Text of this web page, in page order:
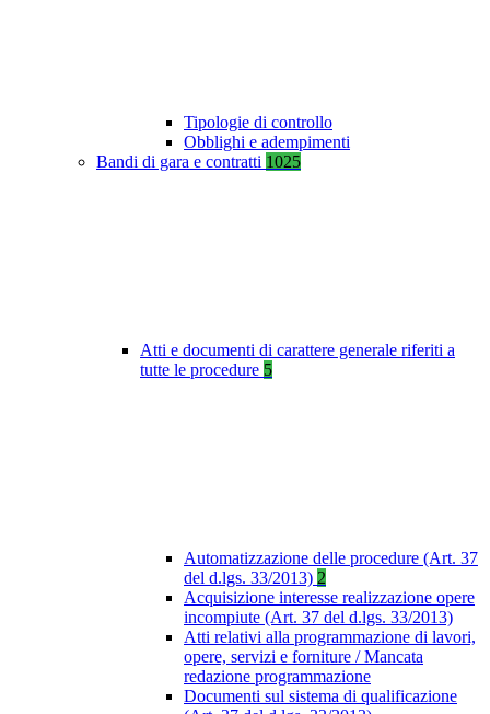
Tipologie di controllo
Obblighi e adempimenti
Bandi di gara e contratti 1025
Atti e documenti di carattere generale riferiti a
tutte le procedure 5
Automatizzazione delle procedure (Art. 37
del d.lgs. 33/2013) 2
Acquisizione interesse realizzazione opere
incompiute (Art. 37 del d.lgs. 33/2013)
Atti relativi alla programmazione di lavori,
opere, servizi e forniture / Mancata
redazione programmazione
Documenti sul sistema di qualificazione